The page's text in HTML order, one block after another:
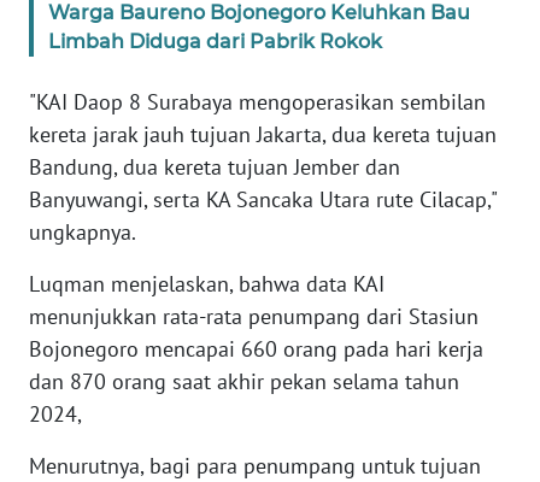
Warga Baureno Bojonegoro Keluhkan Bau
Limbah Diduga dari Pabrik Rokok
"KAI Daop 8 Surabaya mengoperasikan sembilan
kereta jarak jauh tujuan Jakarta, dua kereta tujuan
Bandung, dua kereta tujuan Jember dan
Banyuwangi, serta KA Sancaka Utara rute Cilacap,"
ungkapnya.
Luqman menjelaskan, bahwa data KAI
menunjukkan rata-rata penumpang dari Stasiun
Bojonegoro mencapai 660 orang pada hari kerja
dan 870 orang saat akhir pekan selama tahun
2024,
Menurutnya, bagi para penumpang untuk tujuan
Regional
SUMUT
WN
JAKARTA
JABAR
WN
BANTEN
NTT